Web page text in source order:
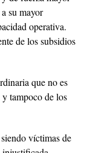
su mayor
operativa.
de los subsidios
que no es
tampoco de los
víctimas de